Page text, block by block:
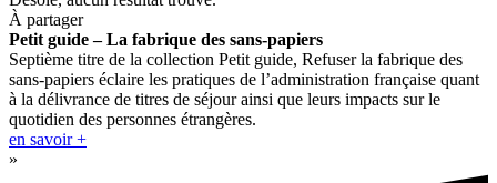
À partager
Petit guide – La fabrique des sans-papiers
Septième titre de la collection Petit guide, Refuser la fabrique des
sans-papiers éclaire les pratiques de l’administration française quant
à la délivrance de titres de séjour ainsi que leurs impacts sur le
quotidien des personnes étrangères.
en savoir +
»